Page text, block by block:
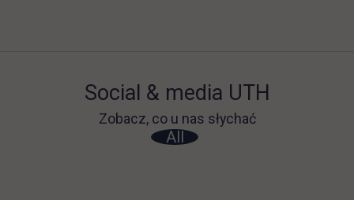
Social & media UTH
Zobacz, co u nas słychać
Filter network
All